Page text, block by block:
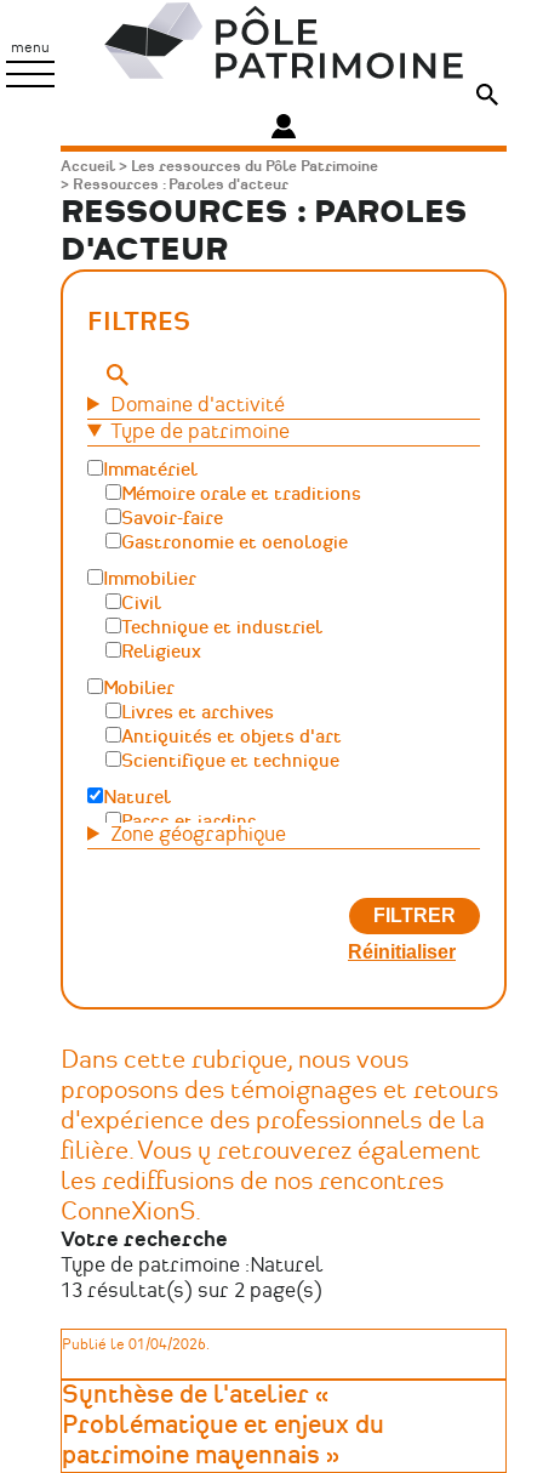
contenu
principal
menu
Patrimoine
Fil
d'Ariane
Accueil
Les ressources du Pôle Patrimoine
Ressources : Paroles d'acteur
RESSOURCES : PAROLES
D'ACTEUR
Dans cette rubrique, nous vous
proposons des témoignages et retours
d'expérience des professionnels de la
filière. Vous y retrouverez également
les rediffusions de nos rencontres
ConneXionS.
Votre recherche
Type de patrimoine : Naturel
13 résultat(s) sur 2 page(s)
Publié le 01/04/2026.
Synthèse de l'atelier «
Problématique et enjeux du
patrimoine mayennais »
FILTRES
Mots-
clésDomaine d'activité
Type de patrimoine
Immatériel
Mémoire orale et traditions
Savoir-faire
Gastronomie et oenologie
Immobilier
Civil
Technique et industriel
Religieux
Mobilier
Livres et archives
Antiquités et objets d'art
Scientifique et technique
Naturel
Parcs et jardins
Maritime, fluvial et lacustre
Zone géographique